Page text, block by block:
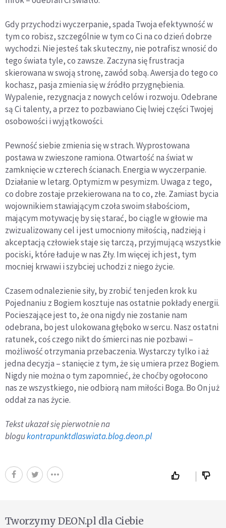
Gdy przychodzi wyczerpanie, spada Twoja efektywność w
tym co robisz, szczególnie w tym co Ci na co dzień dobrze
wychodzi. Nie jesteś tak skuteczny, nie potrafisz wnosić do
tego świata tyle, co zawsze. Zaczyna się frustracja
skierowana w swoją stronę, zawód sobą. Awersja do tego co
kochasz, pasja zmienia się w źródło przygnębienia.
Wypalenie, rezygnacja z nowych celów i rozwoju. Odebrane
są Ci talenty, a przez to pozbawiano Cię lwiej części Twojej
osobowości i wyjątkowości.
Pewność siebie zmienia się w strach. Wyprostowana
postawa w zwieszone ramiona. Otwartość na świat w
zamknięcie w czterech ścianach. Energia w wyczerpanie.
Działanie w letarg. Optymizm w pesymizm. Uwaga z tego,
co dobre zostaje przekierowana na to co, złe. Zamiast bycia
wojownikiem stawiającym czoła swoim słabościom,
mającym motywację by się starać, bo ciągle w głowie ma
zwizualizowany cel i jest umocniony miłością, nadzieją i
akceptacją człowiek staje się tarczą, przyjmującą wszystkie
pociski, które ładuje w nas Zły. Im więcej ich jest, tym
mocniej krwawi i szybciej uchodzi z niego życie.
Czasem odnalezienie siły, by zrobić ten jeden krok ku
Pojednaniu z Bogiem kosztuje nas ostatnie pokłady energii.
Pocieszające jest to, że ona nigdy nie zostanie nam
odebrana, bo jest ulokowana głęboko w sercu. Nasz ostatni
ratunek, coś czego nikt do śmierci nas nie pozbawi –
możliwość otrzymania przebaczenia. Wystarczy tylko i aż
jedna decyzja – stanięcie z tym, że się umiera przez Bogiem.
Nigdy nie można o tym zapomnieć, że choćby ogołocono
nas ze wszystkiego, nie odbiorą nam miłości Boga. Bo On już
oddał za nas życie.
Tekst ukazał się pierwotnie na
blogukontrapunktdlaswiata.blog.deon.pl
Tworzymy DEON.pl dla Ciebie